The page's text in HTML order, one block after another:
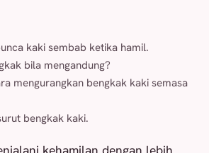
kaki sembab ketika hamil.
bila mengandung?
mengurangkan bengkak kaki semasa
bengkak kaki.